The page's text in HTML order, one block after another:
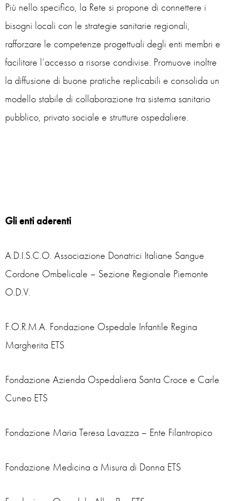
Più nello specifico, la Rete si propone di connettere i
bisogni locali con le strategie sanitarie regionali,
rafforzare le competenze progettuali degli enti membri e
facilitare l’accesso a risorse condivise. Promuove inoltre
la diffusione di buone pratiche replicabili e consolida un
modello stabile di collaborazione tra sistema sanitario
pubblico, privato sociale e strutture ospedaliere.
Gli enti aderenti
A.D.I.S.C.O. Associazione Donatrici Italiane Sangue
Cordone Ombelicale – Sezione Regionale Piemonte
O.D.V.
F.O.R.M.A. Fondazione Ospedale Infantile Regina
Margherita ETS
Fondazione Azienda Ospedaliera Santa Croce e Carle
Cuneo ETS
Fondazione Maria Teresa Lavazza – Ente Filantropico
Fondazione Medicina a Misura di Donna ETS